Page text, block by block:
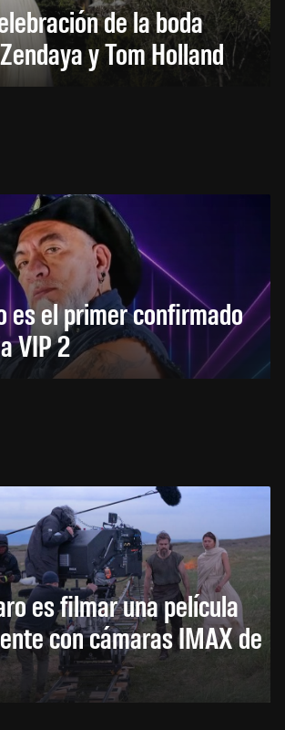
de la boda
y Tom Holland
es el primer confirmado
VIP 2
es filmar una película
con cámaras IMAX de